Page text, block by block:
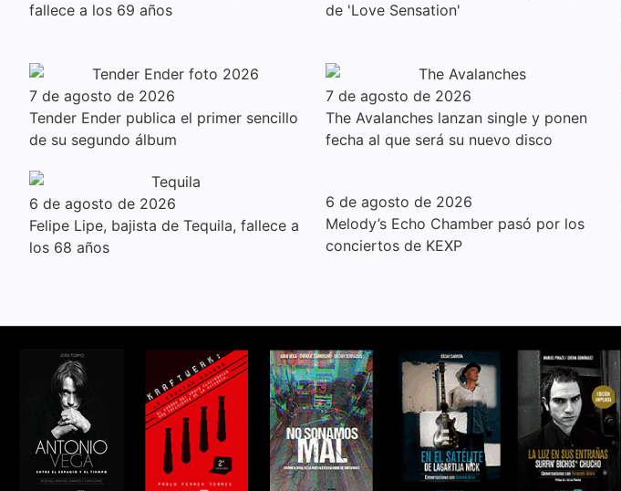
fallece a los 69 años
de 'Love Sensation'
7 de agosto de 2026
Tender Ender publica el primer sencillo
de su segundo álbum
7 de agosto de 2026
The Avalanches lanzan single y ponen
fecha al que será su nuevo disco
6 de agosto de 2026
Felipe Lipe, bajista de Tequila, fallece a
los 68 años
6 de agosto de 2026
Melody’s Echo Chamber pasó por los
conciertos de KEXP